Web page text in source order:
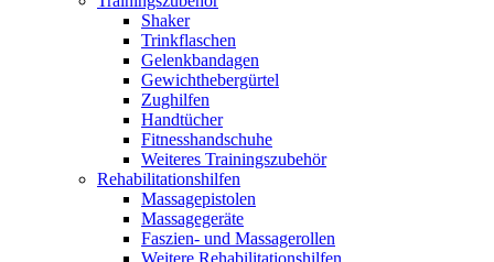
Shaker
Trinkflaschen
Gelenkbandagen
Gewichthebergürtel
Zughilfen
Handtücher
Fitnesshandschuhe
Weiteres Trainingszubehör
Rehabilitationshilfen
Massagepistolen
Massagegeräte
Faszien- und Massagerollen
Weitere Rehabilitationshilfen